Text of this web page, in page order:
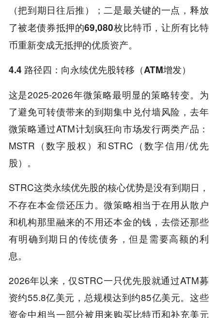
（把到期日往后推）；二是最关键的一点， 释放
了被老债券抵押的69,080枚比特币 ，让所有比特
币重新变成无抵押的优质资产。
4.4 路径四：向永续优先股转移（ATM增发）
这是2025-2026年微策略最明显的策略转变。为
了避免可转债带来的到期集中兑付墙风险，去年
微策略通过ATM计划疯狂向市场发行两类产品：
MSTR（数字股权）和STRC（数字信用/优先
股）。
STRC这类永续优先股的核心优势是没有到期日 ，
不存在本金偿还压力。微策略相当于在用从散户
和机构那里融来的不用还本金的钱，去偿还那些
有明确到期日的传统债务，但是需要高额的利
息。
2026年以来，仅STRC一只优先股就通过ATM募
资约55.8亿美元，总规模达到约85亿美元。这些
资金中相当一部分被用来购买比特币和补充美元